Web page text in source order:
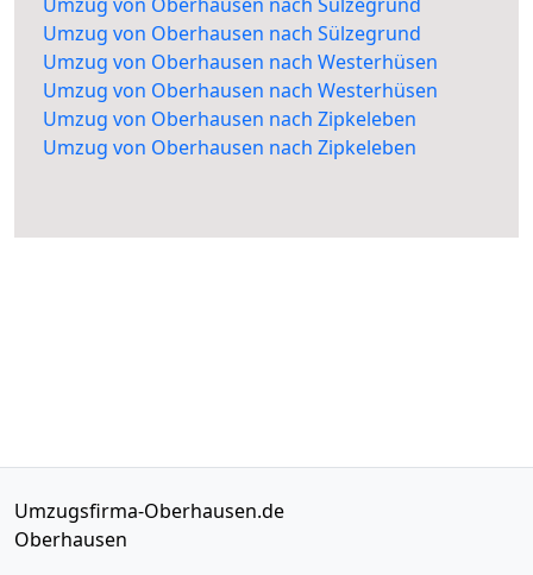
Umzug von Oberhausen nach Sülzegrund
Umzug von Oberhausen nach Westerhüsen
Umzug von Oberhausen nach Westerhüsen
Umzug von Oberhausen nach Zipkeleben
Umzug von Oberhausen nach Zipkeleben
Umzugsfirma-Oberhausen.de
Oberhausen